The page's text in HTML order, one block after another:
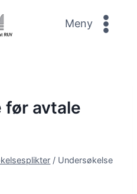
Meny
før avtale
/ Undersøkelse